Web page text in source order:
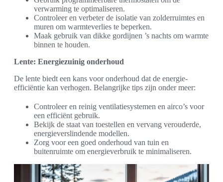
verwarming te optimaliseren.
Controleer en verbeter de isolatie van zolderruimtes en
muren om warmteverlies te beperken.
Maak gebruik van dikke gordijnen ’s nachts om warmte
binnen te houden.
Lente: Energiezuinig onderhoud
De lente biedt een kans voor onderhoud dat de energie-
efficiëntie kan verhogen. Belangrijke tips zijn onder meer:
Controleer en reinig ventilatiesystemen en airco’s voor
een efficiënt gebruik.
Bekijk de staat van toestellen en vervang verouderde,
energieverslindende modellen.
Zorg voor een goed onderhoud van tuin en
buitenruimte om energieverbruik te minimaliseren.